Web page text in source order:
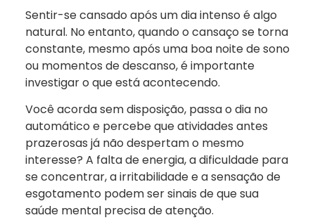
Sentir-se cansado após um dia intenso é algo
natural. No entanto, quando o cansaço se torna
constante, mesmo após uma boa noite de sono
ou momentos de descanso, é importante
investigar o que está acontecendo.
Você acorda sem disposição, passa o dia no
automático e percebe que atividades antes
prazerosas já não despertam o mesmo
interesse? A falta de energia, a dificuldade para
se concentrar, a irritabilidade e a sensação de
esgotamento podem ser sinais de que sua
saúde mental precisa de atenção.